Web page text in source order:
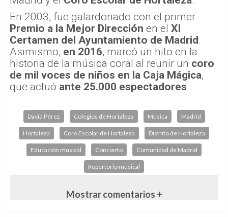
En 2003, fue galardonado con el primer
Premio a la Mejor Dirección en el XI
Certamen del Ayuntamiento de Madrid.
Asimismo, en 2016, marcó un hito en la
historia de la música coral al reunir un coro
de mil voces de niños en la Caja Mágica,
que actuó ante 25.000 espectadores.
David Pérez Colegios de Hortaleza Música Madrid
Hortaleza Coro Escolar de Hortaleza Distrito de Hortaleza
Educación musical Concierto Comunidad de Madrid
Repertorio musical
Mostrar comentarios +